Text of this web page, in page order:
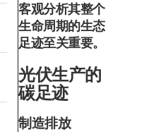
客观分析其整个
生命周期的生态
足迹至关重要。
光伏生产的
碳足迹
制造排放